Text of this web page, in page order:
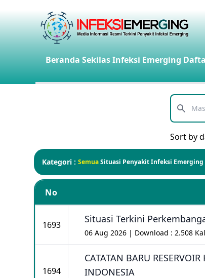
Beranda Sekilas Infeksi Emerging
Telusuri
Sort by
Kategori : Semua Situasi Penyakit Infeksi Emerging
No
1693 Situasi Terkini
06 Aug 2026 | Download : 2.508
1694
CATATAN BARU
INDONESIA